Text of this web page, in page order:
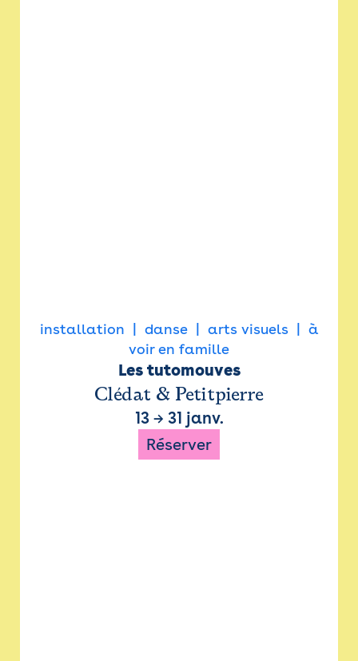
installation danse arts visuels
à
voir en famille
Les tutomouves
Clédat & Petitpierre
13→ 31 janv.
Réserver